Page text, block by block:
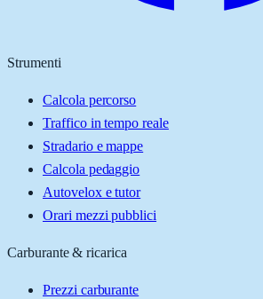
Strumenti
Calcola percorso
Traffico in tempo reale
Stradario e mappe
Calcola pedaggio
Autovelox e tutor
Orari mezzi pubblici
Carburante & ricarica
Prezzi carburante